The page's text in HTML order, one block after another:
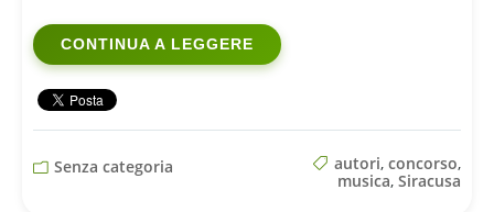
CONTINUA A LEGGERE
Senza categoria autori, concorso,
musica, Siracusa